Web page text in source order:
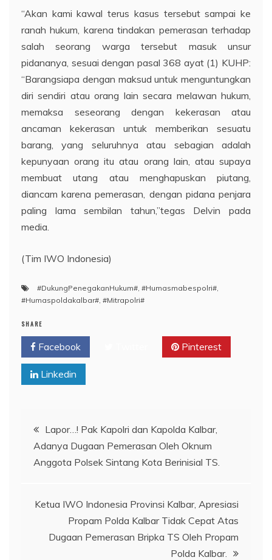
“Akan kami kawal terus kasus tersebut sampai ke
ranah hukum, karena tindakan pemerasan terhadap
salah seorang warga tersebut masuk unsur
pidananya, sesuai dengan pasal 368 ayat (1) KUHP:
“Barangsiapa dengan maksud untuk menguntungkan
diri sendiri atau orang lain secara melawan hukum,
memaksa seseorang dengan kekerasan atau
ancaman kekerasan untuk memberikan sesuatu
barang, yang seluruhnya atau sebagian adalah
kepunyaan orang itu atau orang lain, atau supaya
membuat utang atau menghapuskan piutang,
diancam karena pemerasan, dengan pidana penjara
paling lama sembilan tahun,”tegas Delvin pada
media.
(Tim IWO Indonesia)
#DukungPenegakanHukum# #Humasmabespolri#
#Humaspoldakalbar# #Mitrapolri#
SHARE
Facebook Pinterest
Linkedin
Navigasi
pos
Lapor…! Pak Kapolri dan Kapolda Kalbar,
Adanya Dugaan Pemerasan Oleh Oknum
Anggota Polsek Sintang Kota Berinisial TS.
Ketua IWO Indonesia Provinsi Kalbar, Apresiasi
Propam Polda Kalbar Tidak Cepat Atas
Dugaan Pemerasan Bripka TS Oleh Propam
Polda Kalbar.